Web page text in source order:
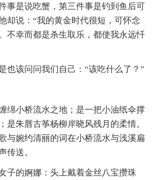
事是说吃蟹，第三件事是钓到鱼后可
却说：“我的黄金时代很短，可怀念
不幸而都是杀生取乐，都使我永远忏
也该问问我们自己：“该吃什么了？”
绵小桥流水之地；是一把小油纸伞撑
是朱唇古筝杨柳岸晓风残月的柔情。
与婉约清丽的词在小桥流水与浅溪扁
传送。
子的婀娜：头上戴着金丝八宝攒珠